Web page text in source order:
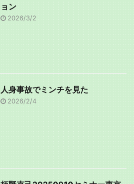
ョン
2026/3/2
人身事故でミンチを見た
2026/2/4